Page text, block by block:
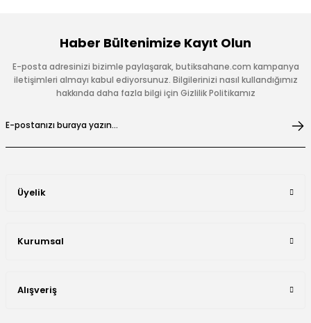
Haber Bültenimize Kayıt Olun
E-posta adresinizi bizimle paylaşarak, butiksahane.com kampanya
iletişimleri almayı kabul ediyorsunuz. Bilgilerinizi nasıl kullandığımız
hakkında daha fazla bilgi için Gizlilik Politikamız
Üyelik
Kurumsal
Alışveriş